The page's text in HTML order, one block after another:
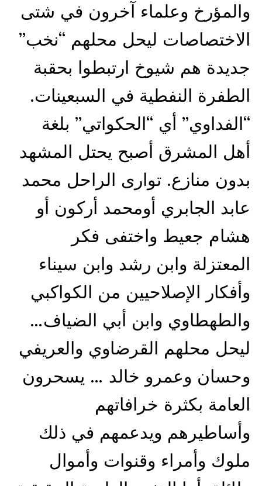
والمؤرخ وعلماء آخرون في شتى
الاختصاصات ليحل محلهم “نخب”
جديدة هم شيوخ ارتبطوا بحقبة
الطفرة النفطية في السبعينات.
“الفداوي” أي “الحكواتي” بلغة
أهل المشرق أصبح يحتل المشهد
بدون منازع. توارى الراحل محمد
عابد الجابري أومحمد أركون أو
هشام جعيط واختفى فكر
المعتزلة وابن رشد وابن سيناء
وأفكار الإصلاحيين من الكواكبي
والطهطاوي وابن أبي الضياف…
ليحل محلهم القرضاوي والعريفي
وحسان وعمرو خالد … يسحرون
العامة بكثرة خرافاتهم
وأساطيرهم ويدعمهم في ذلك
ملوك وأمراء وقنوات وأموال